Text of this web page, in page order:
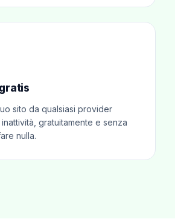
sito da qualsiasi provider
gratuitamente e senza
nulla.